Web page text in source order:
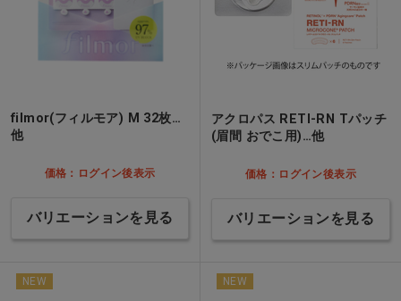
filmor(フィルモア) M 32枚…
他
価格：ログイン後表示
バリエーションを見る
アクロパス RETI-RN Tパッチ
(眉間 おでこ用)…他
価格：ログイン後表示
バリエーションを見る
NEW NEW